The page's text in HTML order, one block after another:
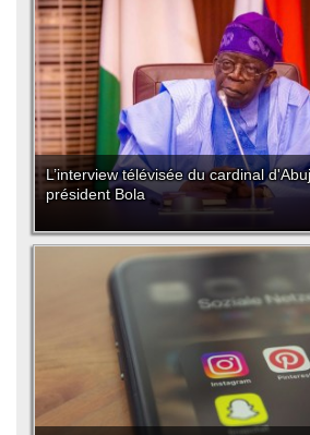
L’interview télévisée du cardinal
président Bola